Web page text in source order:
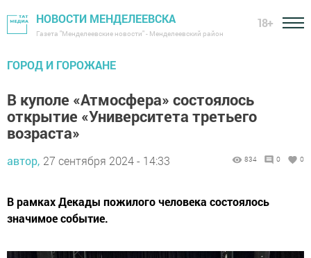
НОВОСТИ МЕНДЕЛЕЕВСКА
Газета "Менделеевские новости" - Менделеевский район
18+
ГОРОД И ГОРОЖАНЕ
В куполе «Атмосфера» состоялось
открытие «Университета третьего
возраста»
автор, 27 сентября 2024 - 14:33 834 0 0
В рамках Декады пожилого человека состоялось
значимое событие.